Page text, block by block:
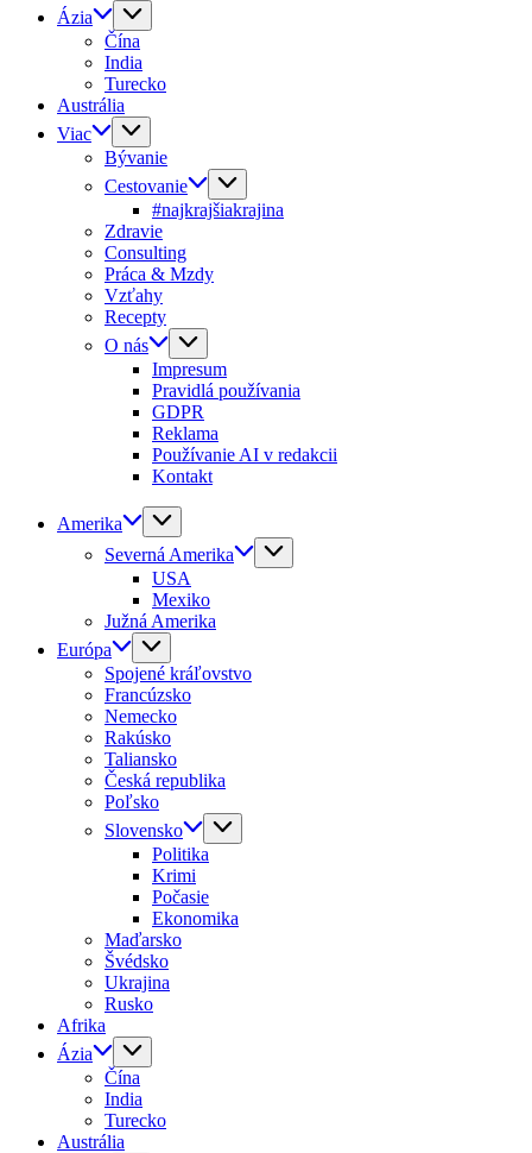
Ázia
Čína
India
Turecko
Austrália
Viac
Bývanie
Cestovanie
#najkrajšiakrajina
Zdravie
Consulting
Práca & Mzdy
Vzťahy
Recepty
O nás
Impresum
Pravidlá používania
GDPR
Reklama
Používanie AI v redakcii
Kontakt
Amerika
Severná Amerika
USA
Mexiko
Južná Amerika
Európa
Spojené kráľovstvo
Francúzsko
Nemecko
Rakúsko
Taliansko
Česká republika
Poľsko
Slovensko
Politika
Krimi
Počasie
Ekonomika
Maďarsko
Švédsko
Ukrajina
Rusko
Afrika
Ázia
Čína
India
Turecko
Austrália